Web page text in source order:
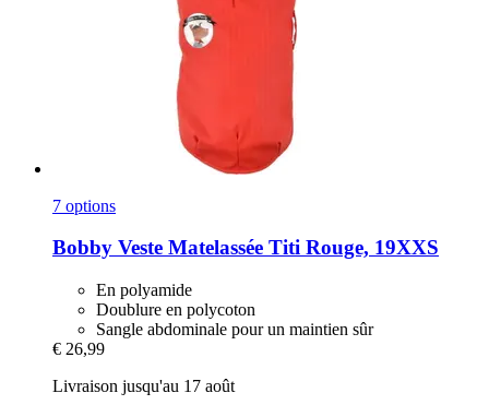
7 options
Bobby Veste Matelassée Titi Rouge, 19XXS
En polyamide
Doublure en polycoton
Sangle abdominale pour un maintien sûr
€ 26,99
Livraison jusqu'au 17 août